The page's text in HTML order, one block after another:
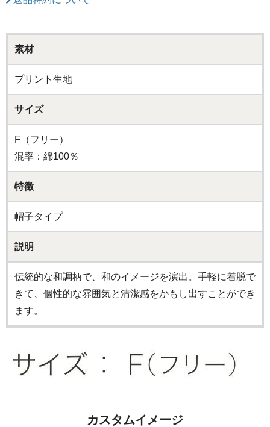
素材
プリント生地
サイズ
F（フリー）
混率：綿100％
特徴
帽子タイプ
説明
伝統的な和調柄で、和のイメージを演出。手軽に着脱で
きて、個性的な雰囲気と清潔感をかもし出すことができ
ます。
カスタムイメージ